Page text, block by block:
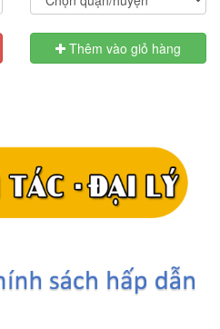
Thêm vào giỏ hàng